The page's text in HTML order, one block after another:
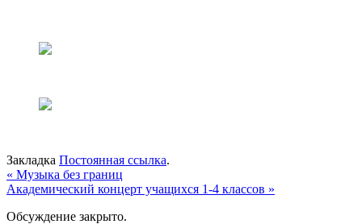
Закладка Постоянная ссылка.
« Музыка без границ
Академический концерт учащихся 1-4 классов »
Обсуждение закрыто.